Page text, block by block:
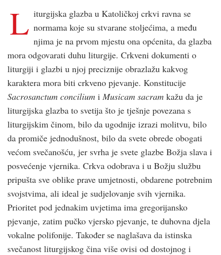
L iturgijska glazba u Katoličkoj crk­vi ravna se
normama koje su stvarane stoljećima, a među
njima je na prvom mjestu ona općenita, da glazba
mora odgovarati duhu liturgije. Crk­veni dokumenti o
liturgiji i glazbi u njoj preciznije obrazlažu kakvog
karaktera mora biti crk­veno pjevanje. Konstitucije
Sacrosanctum concilium i Musicam sacram kažu da je
liturgijska glazba to svetija što je tješnje povezana s
liturgijskim činom, bilo da ugodnije izrazi molitvu, bilo
da promiče jednodušnost, bilo da svete obrede obogati
većom svečanoš­ću, jer svrha je svete glazbe Božja slava i
posvećenje vjernika. Crk­va odobrava i u Božju službu
pripušta sve oblike prave umjetnosti, obdarene potrebnim
svojstvima, ali ideal je sudjelovanje svih vjernika.
Prioritet pod jednakim uvjetima ima gregorijansko
pjevanje, zatim pučko vjersko pjevanje, te duhovna djela
vokalne polifonije. Također se naglašava da istinska
svečanost liturgijskog čina više ovisi od dostojnog i